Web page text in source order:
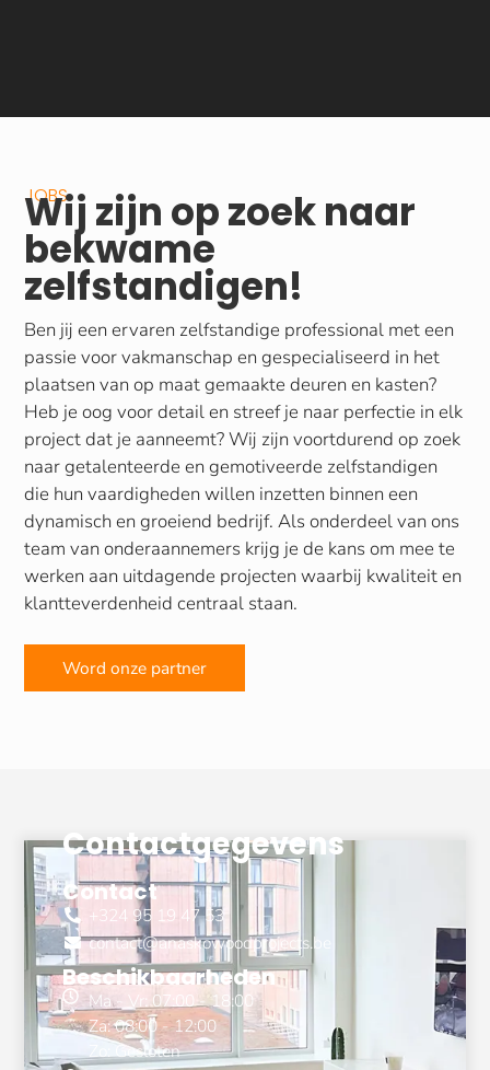
JOBS
Wij zijn op zoek naar
bekwame
zelfstandigen!
Ben jij een ervaren zelfstandige professional met een
passie voor vakmanschap en gespecialiseerd in het
plaatsen van op maat gemaakte deuren en kasten?
Heb je oog voor detail en streef je naar perfectie in elk
project dat je aanneemt? Wij zijn voortdurend op zoek
naar getalenteerde en gemotiveerde zelfstandigen
die hun vaardigheden willen inzetten binnen een
dynamisch en groeiend bedrijf. Als onderdeel van ons
team van onderaannemers krijg je de kans om mee te
werken aan uitdagende projecten waarbij kwaliteit en
klantteverdenheid centraal staan.
Word onze partner
Contactgegevens
Contact
+324 95 19 47 53
contact@anaskowoodprojects.be
Beschikbaarheden
Ma - Vr: 07:00 - 18:00
Za: 08:00 - 12:00
Zo: Gesloten